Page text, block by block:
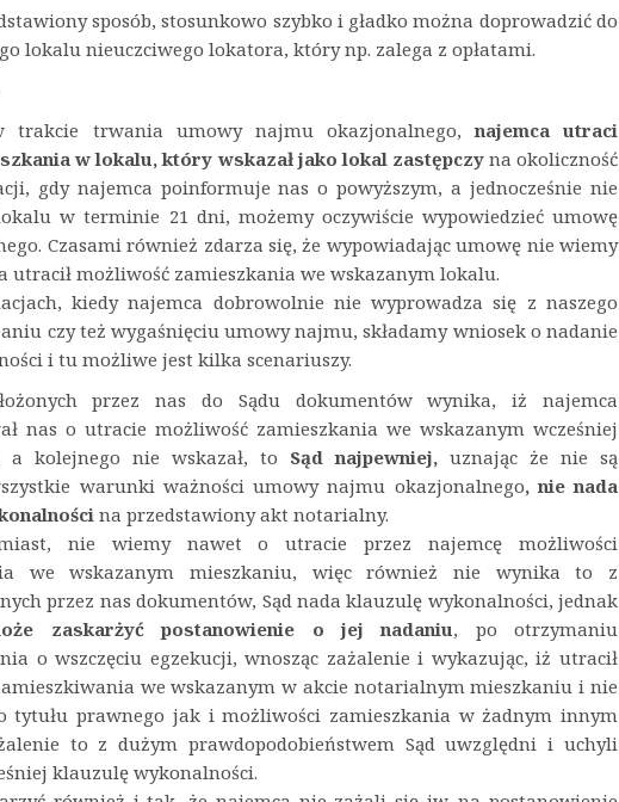
sposób, stosunkowo szybko i gładko można doprowadzić do
lokalu nieuczciwego lokatora, który np. zalega z opłatami.
trakcie trwania umowy najmu okazjonalnego,najemca utraci
w lokalu, który wskazał jako lokal zastępczyna okoliczność
gdy najemca poinformuje nas o powyższym, a jednocześnie nie
w terminie 21 dni, możemy oczywiście wypowiedzieć umowę
Czasami również zdarza się, że wypowiadając umowę nie wiemy
utracił możliwość zamieszkania we wskazanym lokalu.
kiedy najemca dobrowolnie nie wyprowadza się z naszego
czy też wygaśnięciu umowy najmu, składamy wniosek o nadanie
i tu możliwe jest kilka scenariuszy.
przez nas do Sądu dokumentów wynika, iż najemca
nas o utracie możliwość zamieszkania we wskazanym wcześniej
a kolejnego nie wskazał, to Sąd najpewniej, uznając że nie są
warunki ważności umowy najmu okazjonalnego, nie nada
na przedstawiony akt notarialny.
nie wiemy nawet o utracie przez najemcę możliwości
we wskazanym mieszkaniu, więc również nie wynika to z
przez nas dokumentów, Sąd nada klauzulę wykonalności, jednak
zaskarżyć postanowienie o jej nadaniu, po otrzymaniu
o wszczęciu egzekucji, wnosząc zażalenie i wykazując, iż utracił
we wskazanym w akcie notarialnym mieszkaniu i nie
tytułu prawnego jak i możliwości zamieszkania w żadnym innym
to z dużym prawdopodobieństwem Sąd uwzględni i uchyli
klauzulę wykonalności.